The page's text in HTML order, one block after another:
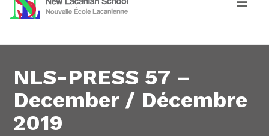
NLS-PRESS 57 –
December / Décembre
2019